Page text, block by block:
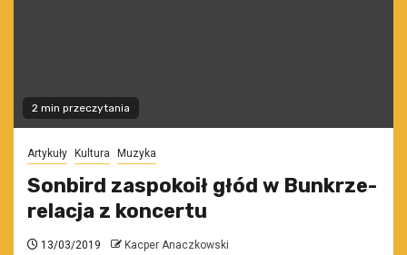
2 min przeczytania
Artykuły Kultura Muzyka
Sonbird zaspokoił głód w Bunkrze-
relacja z koncertu
13/03/2019 Kacper Anaczkowski